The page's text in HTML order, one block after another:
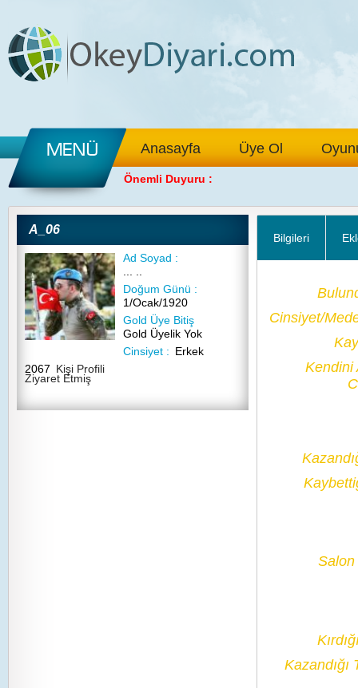
Anasayfa Üye Ol
Önemli Duyuru :
A_06
Ad Soyad :
Doğum Günü :
1/Ocak/1920
Gold Üye Bitiş
Gold Üyelik Yok
Cinsiyet : Erkek
2067 Kişi Profili
Ziyaret Etmiş
Bilgileri
Cinsiyet/
Kendini
Kazandığı